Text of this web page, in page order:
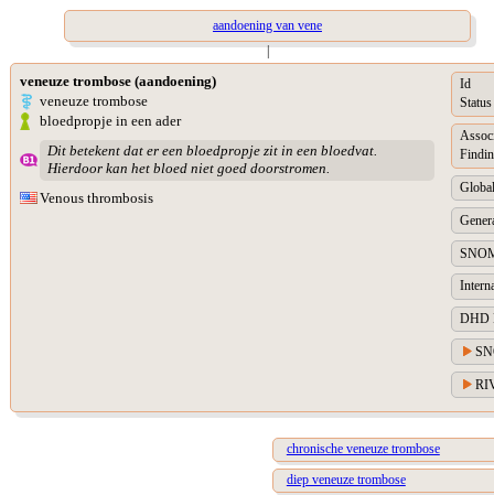
aandoening van vene
|
veneuze trombose (aandoening)
veneuze trombose
bloedpropje in een ader
Dit betekent dat er een bloedpropje zit in een bloedvat.
Hierdoor kan het bloed niet goed doorstromen.
Venous thrombosis
Id
Status
DHD
chronische veneuze trombose
diep veneuze trombose